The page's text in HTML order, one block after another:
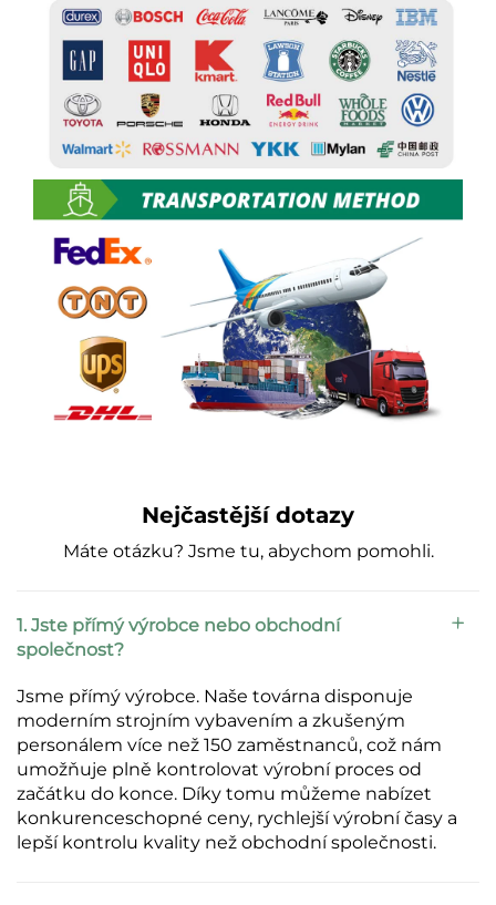
Nejčastější dotazy
Máte otázku? Jsme tu, abychom pomohli.
1. Jste přímý výrobce nebo obchodní
společnost?
Jsme přímý výrobce. Naše továrna disponuje
moderním strojním vybavením a zkušeným
personálem více než 150 zaměstnanců, což nám
umožňuje plně kontrolovat výrobní proces od
začátku do konce. Díky tomu můžeme nabízet
konkurenceschopné ceny, rychlejší výrobní časy a
lepší kontrolu kvality než obchodní společnosti.